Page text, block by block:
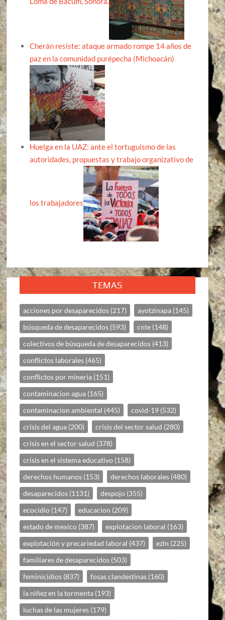
Cherán resiste: ataque armado rompe 14 años de
paz en la comunidad purépecha (Michoacán)
Huelga en la UAZ: ante el tortuguismo de las
autoridades, propuestas y trabajo organizativo de
los trabajadores
TEMAS
acciones por desaparecidos (217) ayotzinapa (145)
búsqueda de desaparecidos (593) cnte (148)
colectivos de búsqueda de desaparecidos (413)
conflictos laborales (465)
conflictos por mineria (151)
contaminacion agua (165)
contaminacion ambiental (445) covid-19 (532)
crisis del agua (200) crisis del sector salud (280)
crisis en el sector salud (378)
crisis en el sistema educativo (158)
derechos humanos (153) derechos laborales (480)
desaparecidos (1131) despojo (355)
ecocidio (147) educacion (209)
estado de mexico (387) explotacion laboral (163)
explotación y precariedad laboral (437) ezln (225)
familiares de desaparecidos (503)
feminicidios (837) fosas clandestinas (160)
la niñez en la tormenta (193)
luchas de las mujeres (179)